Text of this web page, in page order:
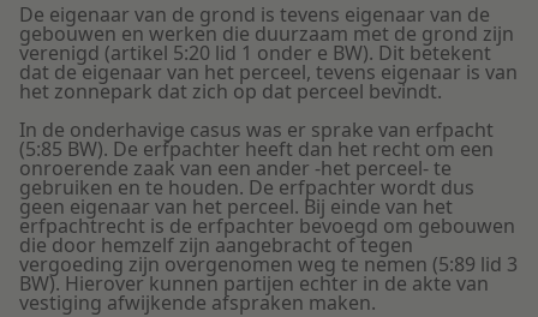
De eigenaar van de grond is tevens eigenaar van de
gebouwen en werken die duurzaam met de grond zijn
verenigd (artikel 5:20 lid 1 onder e BW). Dit betekent
dat de eigenaar van het perceel, tevens eigenaar is van
het zonnepark dat zich op dat perceel bevindt.
In de onderhavige casus was er sprake van erfpacht
(5:85 BW). De erfpachter heeft dan het recht om een
onroerende zaak van een ander -het perceel- te
gebruiken en te houden. De erfpachter wordt dus
geen eigenaar van het perceel. Bij einde van het
erfpachtrecht is de erfpachter bevoegd om gebouwen
die door hemzelf zijn aangebracht of tegen
vergoeding zijn overgenomen weg te nemen (5:89 lid 3
BW). Hierover kunnen partijen echter in de akte van
vestiging afwijkende afspraken maken.